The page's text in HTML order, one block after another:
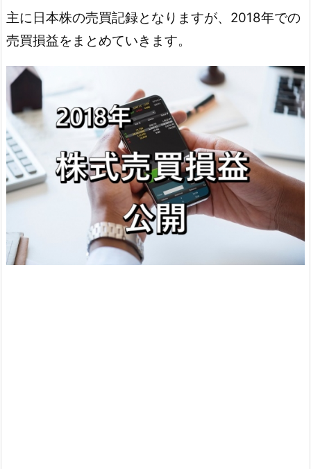
主に日本株の売買記録となりますが、2018年での
売買損益をまとめていきます。